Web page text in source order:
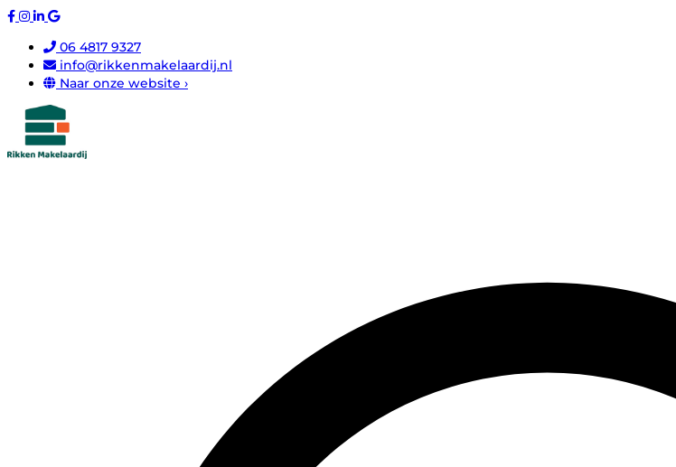
06 4817 9327
info@rikkenmakelaardij.nl
Naar onze website ›